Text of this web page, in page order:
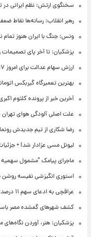
سخنگوی ارتش: نظم ایرانی در
رهبر انقلاب: رسانه‌ها نقاط
ونس: جنگ با ایران هنوز تمام
پزشکیان: تا آخر پای تصمیمات
ارزش سهام عدالت برای امروز ۱۷ مرداد ۱۴۰۵ + جدول
بهترین تعمیرگاه گیربکس
آخرین خبر از پرونده کلثوم
علت اصلی آلودگی هوای تهران
رضا شکاری از تیم جدیدش
لیونل مسی عزادار شد! +
ماجرای پیامک "مشمول
استوری انگیزشی نفیسه
عراقچی به ادعای سهم ۱۱ درصدی ایران از خزر پاسخ داد
کشف شهرهای گمشده مصر
پزشکیان: هنر، آوردن